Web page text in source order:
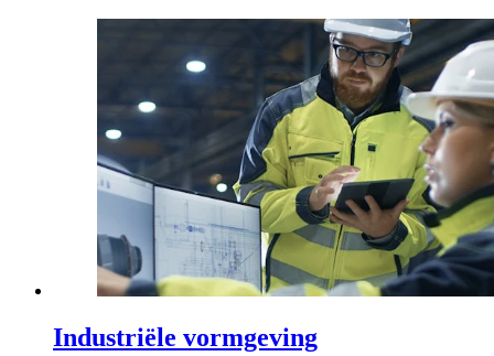
Industriële vormgeving